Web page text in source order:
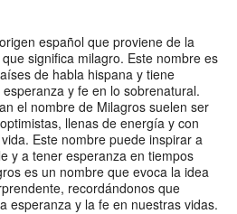
español que proviene de la
significa milagro. Este nombre es
de habla hispana y tiene
y fe en lo sobrenatural.
el nombre de Milagros suelen ser
llenas de energía y con
Este nombre puede inspirar a
y a tener esperanza en tiempos
es un nombre que evoca la idea
recordándonos que
esperanza y la fe en nuestras vidas.